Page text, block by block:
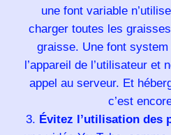
une font variable
charger toutes les
graisse. Une font
l’appareil de l’utilisateur et
appel au serveur. Et
c’est
Évitez l’utilisation des